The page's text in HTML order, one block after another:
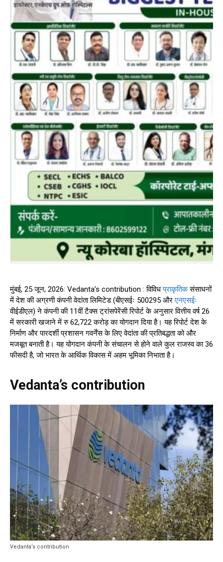
मुंबई, 25 जून, 2026: Vedanta’s contribution : विविधप्राकृतिकसंसाधनों
में देश की अग्रणी कंपनी वेदांता लिमिटेड (बीएसईः 500295 औरएनएसईः
वीईडीएल) ने कंपनी की 11वीं टैक्स ट्रांसपेरेंसी रिपोर्ट के अनुसार वित्तीय वर्ष 26
में सरकारी खजाने में रु 62,722 करोड़ का योगदान दिया है। यह रिपोर्ट देश के
निर्माण और पारदर्शी प्रशासन गवर्नेंस के लिए वेदांता की प्रतिबद्धता को और
मजबूत बनाती है। यह योगदान कंपनी के संचालन से होने वाले कुल राजस्व का 36
फीसदी है, जो भारत के आर्थिक विकास में अहम भूमिका निभाता है।
Vedanta’s contribution
Vedanta’s contribution